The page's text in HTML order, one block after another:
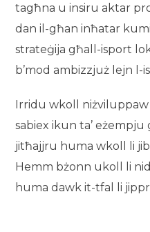
tagħna u insiru aktar
dan il-għan inħatar
strateġija għall-isport
b’mod ambizzjuż lejn l-
Irridu wkoll
sabiex ikun ta’
jitħajjru huma wkoll li
Hemm bżonn ukoll li
huma dawk it-tfal li